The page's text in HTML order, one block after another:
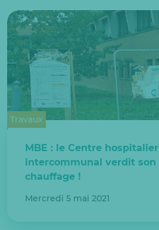
Travaux
MBE : le Centre hospitalier
intercommunal verdit son
chauffage !
Mercredi 5 mai 2021